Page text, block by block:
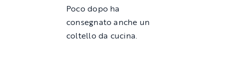
Poco dopo ha
consegnato anche un
coltello da cucina.